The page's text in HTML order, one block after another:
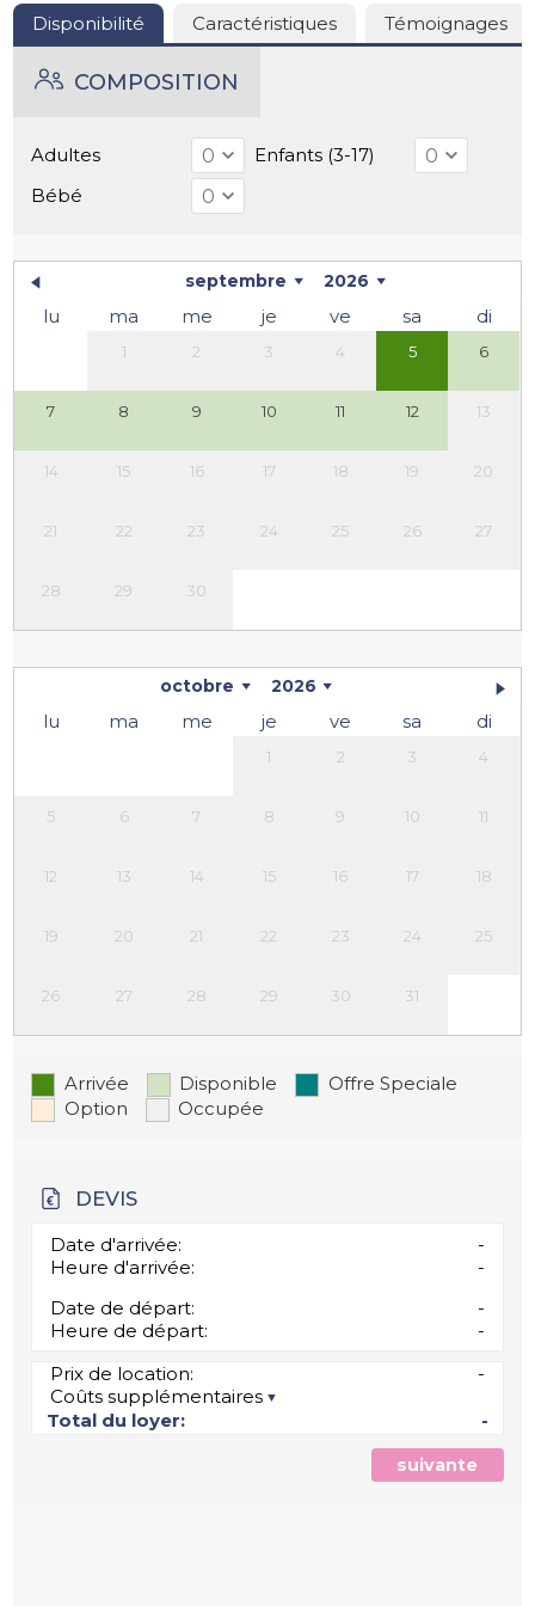
des vacances relaxantes où calme, nature et confort
sont les maîtres-mots. Sa proximité avec le Lot-et-
Garonne permet également de découvrir ce beau
département voisin. Enfin, la maison est proche de
domaines viticoles (et donc de ses vins délicieux !).
Disponibilité Caractéristiques Témoignages
COMPOSITION
Adultes
Enfants (3-17)
Bébé
septembre 2026
lu ma me je ve sa di
1 2 3 4 5 6
7 8 9 10 11 12 13
14 15 16 17 18 19 20
21 22 23 24 25 26 27
28 29 30
octobre 2026
lu ma me je ve sa di
1 2 3 4
5 6 7 8 9 10 11
12 13 14 15 16 17 18
19 20 21 22 23 24 25
26 27 28 29 30 31
Arrivée Disponible
Offre Speciale
Option
Occupée
DEVIS
Date d'arrivée:
-
Heure d'arrivée:
-
Date de départ:
-
Heure de départ:
-
Prix de location:
-
Coûts supplémentaires
Total du loyer:
-
suivante